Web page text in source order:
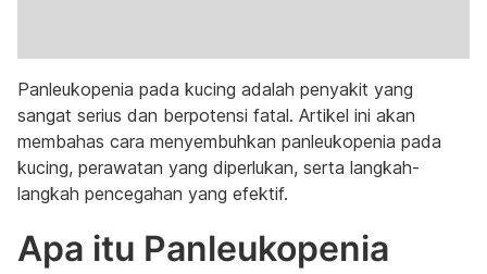
Panleukopenia pada kucing adalah penyakit yang
sangat serius dan berpotensi fatal. Artikel ini akan
membahas cara menyembuhkan panleukopenia pada
kucing, perawatan yang diperlukan, serta langkah-
langkah pencegahan yang efektif.
Apa itu Panleukopenia